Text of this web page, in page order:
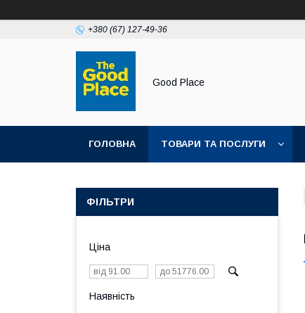
+380 (67) 127-49-36
Good Place
ГОЛОВНА ТОВАРИ ТА ПОСЛУГИ
ФІЛЬТРИ
Ціна
Наявність